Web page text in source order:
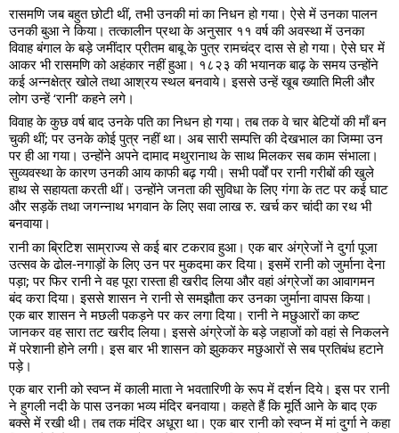
रासमणि जब बहुत छोटी थीं, तभी उनकी मां का निधन हो गया। ऐसे में उनका पालन
उनकी बुआ ने किया। तत्कालीन प्रथा के अनुसार ११ वर्ष की अवस्था में उनका
विवाह बंगाल के बड़े जमींदार प्रीतम बाबू के पुत्र रामचंद्र दास से हो गया। ऐसे घर में
आकर भी रासमणि को अहंकार नहीं हुआ। १८२३ की भयानक बाढ़ के समय उन्होंने
कई अन्नक्षेत्र खोले तथा आश्रय स्थल बनवाये। इससे उन्हें खूब ख्याति मिली और
लोग उन्हें ‘रानी’ कहने लगे।
विवाह के कुछ वर्ष बाद उनके पति का निधन हो गया। तब तक वे चार बेटियों की माँ बन
चुकी थीं; पर उनके कोई पुत्र नहीं था। अब सारी सम्पत्ति की देखभाल का जिम्मा उन
पर ही आ गया। उन्होंने अपने दामाद मथुरानाथ के साथ मिलकर सब काम संभाला।
सुव्यवस्था के कारण उनकी आय काफी बढ़ गयी। सभी पर्वों पर रानी गरीबों की खुले
हाथ से सहायता करती थीं। उन्होंने जनता की सुविधा के लिए गंगा के तट पर कई घाट
और सड़कें तथा जगन्नाथ भगवान के लिए सवा लाख रु. खर्च कर चांदी का रथ भी
बनवाया।
रानी का ब्रिटिश साम्राज्य से कई बार टकराव हुआ। एक बार अंग्रेजों ने दुर्गा पूजा
उत्सव के ढोल-नगाड़ों के लिए उन पर मुकदमा कर दिया। इसमें रानी को जुर्माना देना
पड़ा; पर फिर रानी ने वह पूरा रास्ता ही खरीद लिया और वहां अंग्रेजों का आवागमन
बंद करा दिया। इससे शासन ने रानी से समझौता कर उनका जुर्माना वापस किया।
एक बार शासन ने मछली पकड़ने पर कर लगा दिया। रानी ने मछुआरों का कष्ट
जानकर वह सारा तट खरीद लिया। इससे अंग्रेजों के बड़े जहाजों को वहां से निकलने
में परेशानी होने लगी। इस बार भी शासन को झुककर मछुआरों से सब प्रतिबंध हटाने
पड़े।
एक बार रानी को स्वप्न में काली माता ने भवतारिणी के रूप में दर्शन दिये। इस पर रानी
ने हुगली नदी के पास उनका भव्य मंदिर बनवाया। कहते हैं कि मूर्ति आने के बाद एक
बक्से में रखी थी। तब तक मंदिर अधूरा था। एक बार रानी को स्वप्न में मां दुर्गा ने कहा